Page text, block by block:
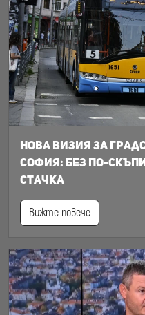
Нова визия за
София: Без по-
стачка
Вижте повече